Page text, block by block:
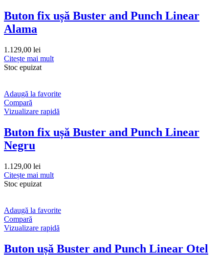
Buton fix ușă Buster and Punch Linear
Alama
1.129,00 lei
Citește mai mult
Stoc epuizat
Adaugă la favorite
Compară
Vizualizare rapidă
Buton fix ușă Buster and Punch Linear
Negru
1.129,00 lei
Citește mai mult
Stoc epuizat
Adaugă la favorite
Compară
Vizualizare rapidă
Buton ușă Buster and Punch Linear Otel